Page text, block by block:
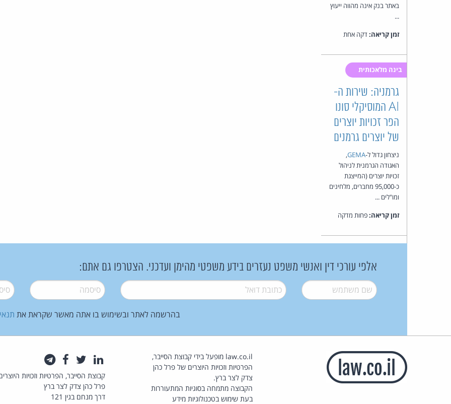
באתר בנק אינה מהווה ייעוץ
...
זמן קריאה:דקה אחת
בינה מלאכותית
גרמניה: שירות ה-
AI המוסיקלי סונו
הפר זכויות יוצרים
של יוצרים גרמנים
ניצחון גדול ל-GEMA
,
האגודה הגרמנית לניהול
זכויות יוצרים (המייצגת
כ-95,000 מחברים, מלחינים
ומו"לים ...
זמן קריאה:פחות מדקה
אלפי עורכי דין ואנשי משפט נעזרים בידע משפטי מהימן ועדכני. הצטרפו גם אתם:
שם משתמש* דואל* סיסמה*
בהרשמה לאתר ובשימוש בו אתה מאשר שקראת את
law.co.il מופעל בידי קבוצת הסייבר,
הפרטיות וזכויות היוצרים של פרל כהן
צדק לצר ברץ.
הקבוצה מתמחה בסוגיות המתעוררות
בעת שימוש בטכנולוגיות מידע
לינקדאין
טוויטרפייסבוק
קבוצת הסייבר, הפרטיות וזכויות
פרל כהן צדק לצר ברץ
דרך מנחם בגין 121